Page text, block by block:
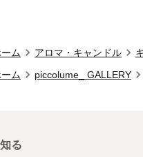
ム アロマ・キャンドル
ム
piccolume_ GALLERY
る